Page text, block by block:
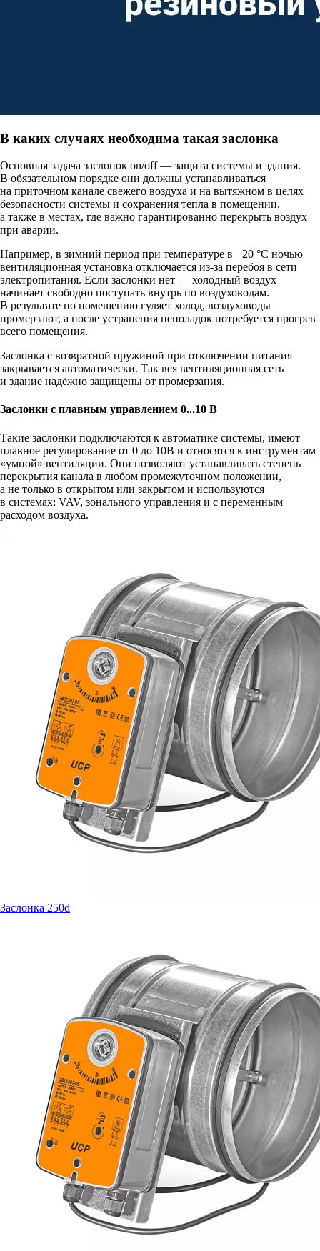
В каких случаях необходима такая заслонка
Основная задача заслонок on/off — защита системы и здания.
В обязательном порядке они должны устанавливаться
на приточном канале свежего воздуха и на вытяжном в целях
безопасности системы и сохранения тепла в помещении,
а также в местах, где важно гарантированно перекрыть воздух
при аварии.
Например, в зимний период при температуре в −20 °C ночью
вентиляционная установка отключается из-за перебоя в сети
электропитания. Если заслонки нет — холодный воздух
начинает свободно поступать внутрь по воздуховодам.
В результате по помещению гуляет холод, воздуховоды
промерзают, а после устранения неполадок потребуется прогрев
всего помещения.
Заслонка с возвратной пружиной при отключении питания
закрывается автоматически. Так вся вентиляционная сеть
и здание надёжно защищены от промерзания.
Заслонки с плавным управлением 0...10 В
Такие заслонки подключаются к автоматике системы, имеют
плавное регулирование от 0 до 10В и относятся к инструментам
«умной» вентиляции. Они позволяют устанавливать степень
перекрытия канала в любом промежуточном положении,
а не только в открытом или закрытом и используются
в системах: VAV, зонального управления и с переменным
расходом воздуха.
Заслонка 250d